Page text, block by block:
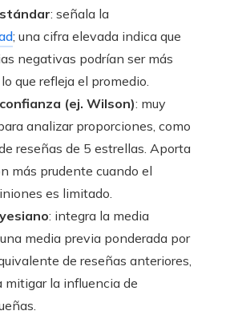
: señala la
; una cifra elevada indica que
negativas podrían ser más
que refleja el promedio.
(ej. Wilson): muy
analizar proporciones, como
reseñas de 5 estrellas. Aporta
más prudente cuando el
es limitado.
: integra la media
media previa ponderada por
de reseñas anteriores,
mitigar la influencia de